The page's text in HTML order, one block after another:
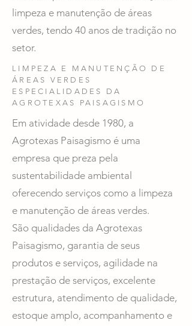
limpeza e manutenção de áreas
verdes, tendo 40 anos de tradição no
setor.
LIMPEZA E MANUTENÇÃO DE
ÁREAS VERDES
ESPECIALIDADES DA
AGROTEXAS PAISAGISMO
Em atividade desde 1980, a
Agrotexas Paisagismo é uma
empresa que preza pela
sustentabilidade ambiental
oferecendo serviços como a limpeza
e manutenção de áreas verdes.
São qualidades da Agrotexas
Paisagismo, garantia de seus
produtos e serviços, agilidade na
prestação de serviços, excelente
estrutura, atendimento de qualidade,
estoque amplo, acompanhamento e